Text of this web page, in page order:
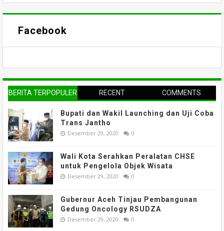
Facebook
BERITA TERPOPULER RECENT COMMENTS
Bupati dan Wakil Launching dan Uji Coba
Trans Jantho
Desember 29, 2020 0
Wali Kota Serahkan Peralatan CHSE
untuk Pengelola Objek Wisata
Desember 29, 2020 0
Gubernur Aceh Tinjau Pembangunan
Gedung Oncology RSUDZA
Desember 29, 2020 0